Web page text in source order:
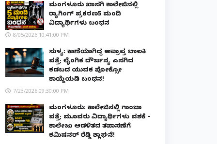
ಮಂಗಳೂರು ಖಾಸಗಿ ಕಾಲೇಜಿನಲ್ಲಿ
ರ‌್ಯಾಗಿಂಗ್ ಪ್ರಕರಣ5 ಮಂದಿ
ವಿದ್ಯಾರ್ಥಿಗಳು ಬಂಧನ
8/05/2026 10:41:00 PM
ಸುಳ್ಯ: ಕಾಣೆಯಾಗಿದ್ದ ಅಪ್ರಾಪ್ತ ಬಾಲಕಿ
ಪತ್ತೆ; ಲೈಂಗಿಕ ದೌರ್ಜನ್ಯ ಎಸಗಿದ
ಕಡಬದ ಯುವಕ ಪೋಕ್ಸೋ
ಕಾಯ್ದೆಯಡಿ ಬಂಧನ!
7/23/2026 09:30:00 PM
ಮಂಗಳೂರು: ಕಾಲೇಜಿನಲ್ಲಿ ಗಾಂಜಾ
ಪತ್ತೆ; ಮೂವರು ವಿದ್ಯಾರ್ಥಿಗಳು ವಶಕ್ಕೆ –
ಕಾಲೇಜು ಆಡಳಿತದ ತಪಾಸಣೆಗೆ
ಕಮಿಷನರ್ ರೆಡ್ಡಿ ಶ್ಲಾಘನೆ!